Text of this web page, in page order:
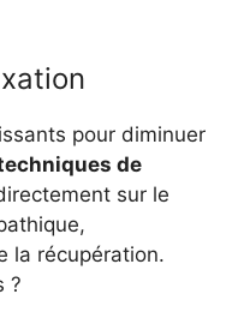
pour diminuer
de
sur le
la récupération.
?